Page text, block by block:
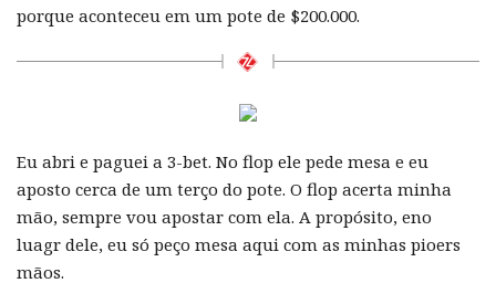
porque aconteceu em um pote de $200.000.
Eu abri e paguei a 3-bet. No flop ele pede mesa e eu
aposto cerca de um terço do pote. O flop acerta minha
mão, sempre vou apostar com ela. A propósito, eno
luagr dele, eu só peço mesa aqui com as minhas pioers
mãos.